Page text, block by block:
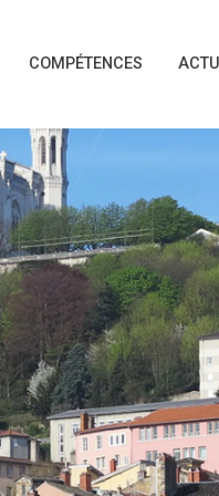
COMPÉTENCES